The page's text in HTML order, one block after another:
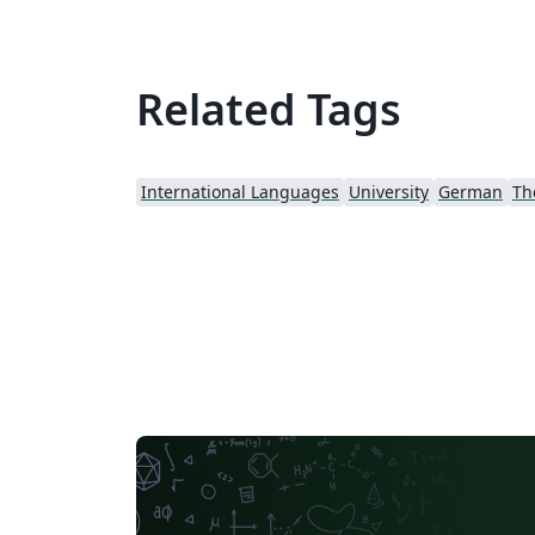
Related Tags
International Languages University German